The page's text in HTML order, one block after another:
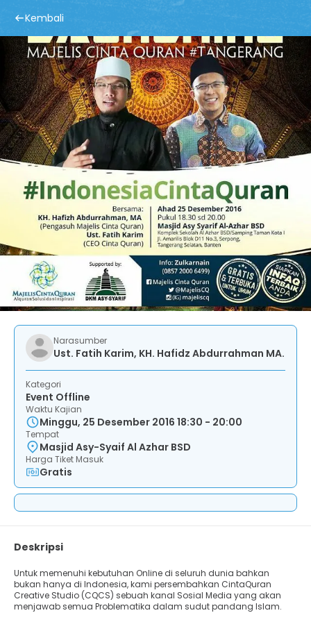
Kembali
Narasumber
Ust. Fatih Karim, KH. Hafidz Abdurrahman MA.
Kategori
Event Offline
Waktu Kajian
Minggu, 25 Desember 2016 18:30 - 20:00
Tempat
Masjid Asy-Syaif Al Azhar BSD
Harga Tiket Masuk
Gratis
Deskripsi
Untuk memenuhi kebutuhan Online di seluruh dunia bahkan
bukan hanya di Indonesia, kami persembahkan CintaQuran
Creative Studio (CQCS) sebuah kanal Sosial Media yang akan
menjawab semua Problematika dalam sudut pandang Islam.